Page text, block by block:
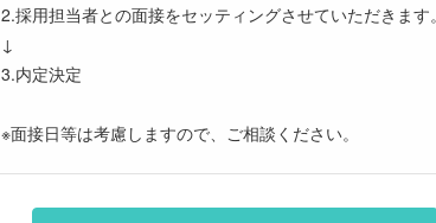
2.採用担当者との面接をセッティングさせていただきます。
↓
3.内定決定
※面接日等は考慮しますので、ご相談ください。